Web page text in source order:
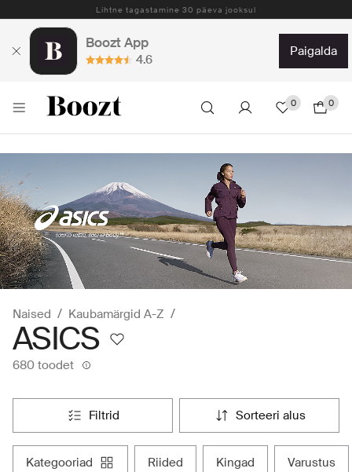
Tasuta kohaletoomine tellimustele üle 59 €
Boozt App
4.6
paigalda
0 0
Naised Kaubamärgid A-Z
ASICS
680 toodet
filtrid sorteeri alus
kategooriad riided kingad varustus